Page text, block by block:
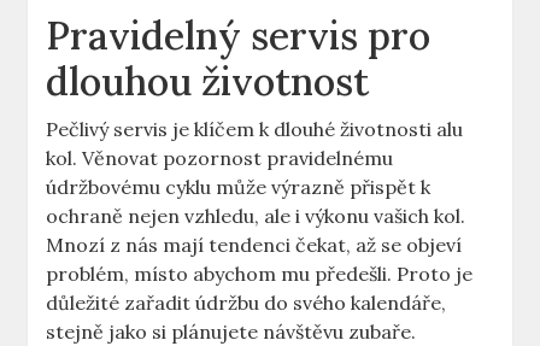
Pravidelný servis pro
dlouhou životnost
Pečlivý servis je klíčem k dlouhé životnosti alu
kol. Věnovat pozornost pravidelnému
údržbovému cyklu může výrazně přispět k
ochraně nejen vzhledu, ale i výkonu vašich kol.
Mnozí z nás mají tendenci čekat, až se objeví
problém, místo abychom mu předešli. Proto je
důležité zařadit údržbu do svého kalendáře,
stejně jako si plánujete návštěvu zubaře.